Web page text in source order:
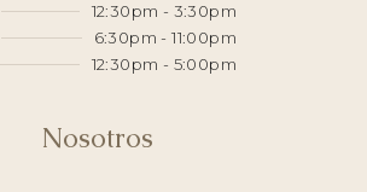
12:30pm - 3:30pm
6:30pm - 11:00pm
12:30pm - 5:00pm
Nosotros